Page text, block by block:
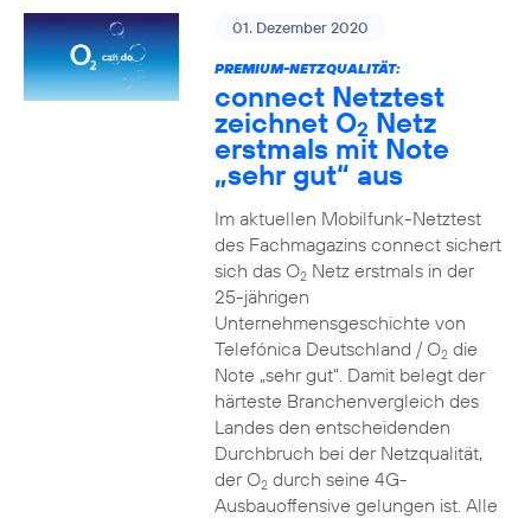
01. Dezember 2020
PREMIUM-NETZQUALITÄT:
connect Netztest
zeichnet O2 Netz
erstmals mit Note
„sehr gut“ aus
Im aktuellen Mobilfunk-Netztest
des Fachmagazins connect sichert
sich das O2Netz erstmals in der
25-jährigen
Unternehmensgeschichte von
Telefónica Deutschland / O2die
Note „sehr gut“. Damit belegt der
härteste Branchenvergleich des
Landes den entscheidenden
Durchbruch bei der Netzqualität,
der O2durch seine 4G-
Ausbauoffensive gelungen ist. Alle